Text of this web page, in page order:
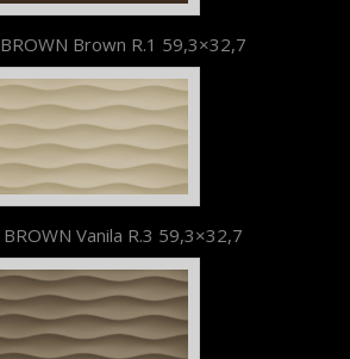
Brown R.1 59,3×32,7
Vanila R.3 59,3×32,7